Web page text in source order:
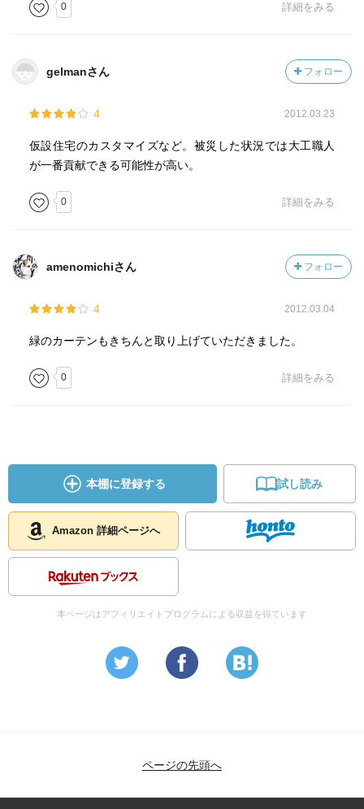
そして家が狭いため外に憩いの場を作り、世間話に花が咲
す。
東日本大震災でつくられた仮設住宅の数は５２１９１戸だ
被災者の方にはまだ続くであろう仮設住宅生活を、少しで
も快適に乗り切って欲しいと思います。
の知恵が役に立つことでしょう。
0 詳細をみる
gelmanさん フォロー
4 2012.03.23
仮設住宅のカスタマイズなど。被災した状況では大工職人
が一番貢献できる可能性が高い。
0 詳細をみる
amenomichiさん フォロー
4 2012.03.04
緑のカーテンもきちんと取り上げていただきました。
0 詳細をみる
本棚に登録する 試し読み
Amazon 詳細ページへ
本ページはアフィリエイトプログラムによる収益を得ています
ページの先頭へ